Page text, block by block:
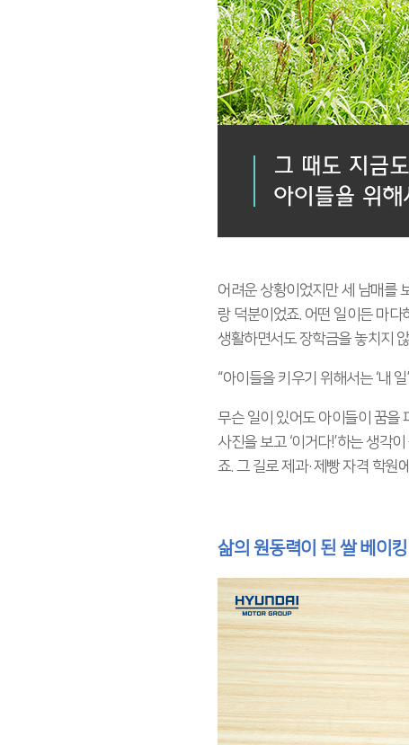
어려운 상황이었지만 세 남매를
랑 덕분이었죠. 어떤 일이든 마
생활하면서도 장학금을 놓치지
“아이들을 키우기 위해서는 ‘내
무슨 일이 있어도 아이들이 꿈을
사진을 보고 ‘이거다!’하는 생각
죠. 그 길로 제과·제빵 자격 학원
삶의 원동력이 된 쌀 베이킹